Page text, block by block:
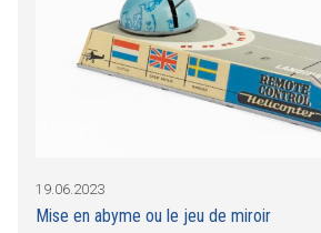
19.06.2023
Mise en abyme ou le jeu de miroir